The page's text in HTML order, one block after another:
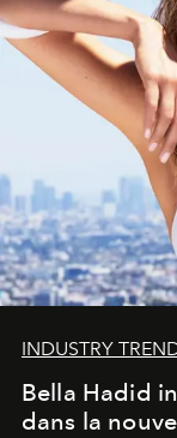
INDUSTRY
Bella Hadid
dans la